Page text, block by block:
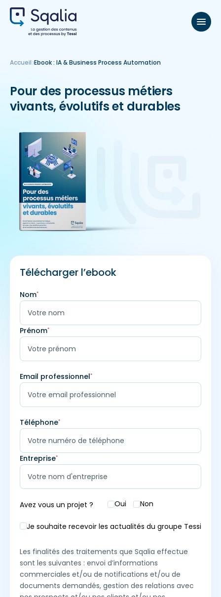
Accueil Ebook : IA & Business Process Automation
Pour des processus métiers
vivants, évolutifs et durables
Télécharger l’ebook
Nom*
Prénom*
Email professionnel*
Téléphone*
Entreprise*
Avez vous un projet ? Oui Non
Je souhaite recevoir les actualités du groupe Tessi
Les finalités des traitements que Sqalia effectue
sont les suivantes : envoi d’informations
commerciales et/ou de notifications et/ou de
documents demandés, gestion des relations avec